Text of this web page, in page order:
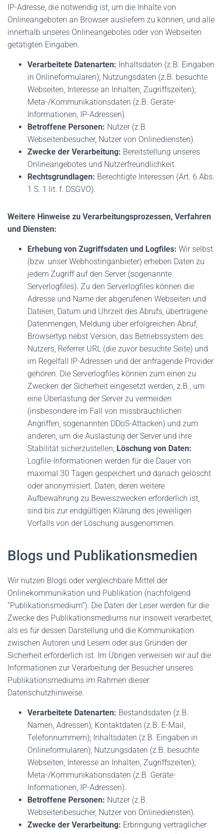
IP-Adresse, die notwendig ist, um die Inhalte von
Onlineangeboten an Browser ausliefern zu können, und alle
innerhalb unseres Onlineangebotes oder von Webseiten
getätigten Eingaben.
Verarbeitete Datenarten: Inhaltsdaten (z.B. Eingaben
in Onlineformularen); Nutzungsdaten (z.B. besuchte
Webseiten, Interesse an Inhalten, Zugriffszeiten);
Meta-/Kommunikationsdaten (z.B. Geräte-
Informationen, IP-Adressen).
Betroffene Personen: Nutzer (z.B.
Webseitenbesucher, Nutzer von Onlinediensten).
Zwecke der Verarbeitung: Bereitstellung unseres
Onlineangebotes und Nutzerfreundlichkeit.
Rechtsgrundlagen: Berechtigte Interessen (Art. 6 Abs.
1 S. 1 lit. f. DSGVO).
Weitere Hinweise zu Verarbeitungsprozessen, Verfahren
und Diensten:
Erhebung von Zugriffsdaten und Logfiles: Wir selbst
(bzw. unser Webhostinganbieter) erheben Daten zu
jedem Zugriff auf den Server (sogenannte
Serverlogfiles). Zu den Serverlogfiles können die
Adresse und Name der abgerufenen Webseiten und
Dateien, Datum und Uhrzeit des Abrufs, übertragene
Datenmengen, Meldung über erfolgreichen Abruf,
Browsertyp nebst Version, das Betriebssystem des
Nutzers, Referrer URL (die zuvor besuchte Seite) und
im Regelfall IP-Adressen und der anfragende Provider
gehören. Die Serverlogfiles können zum einen zu
Zwecken der Sicherheit eingesetzt werden, z.B., um
eine Überlastung der Server zu vermeiden
(insbesondere im Fall von missbräuchlichen
Angriffen, sogenannten DDoS-Attacken) und zum
anderen, um die Auslastung der Server und ihre
Stabilität sicherzustellen; Löschung von Daten:
Logfile-Informationen werden für die Dauer von
maximal 30 Tagen gespeichert und danach gelöscht
oder anonymisiert. Daten, deren weitere
Aufbewahrung zu Beweiszwecken erforderlich ist,
sind bis zur endgültigen Klärung des jeweiligen
Vorfalls von der Löschung ausgenommen.
Blogs und Publikationsmedien
Wir nutzen Blogs oder vergleichbare Mittel der
Onlinekommunikation und Publikation (nachfolgend
“Publikationsmedium”). Die Daten der Leser werden für die
Zwecke des Publikationsmediums nur insoweit verarbeitet,
als es für dessen Darstellung und die Kommunikation
zwischen Autoren und Lesern oder aus Gründen der
Sicherheit erforderlich ist. Im Übrigen verweisen wir auf die
Informationen zur Verarbeitung der Besucher unseres
Publikationsmediums im Rahmen dieser
Datenschutzhinweise.
Verarbeitete Datenarten: Bestandsdaten (z.B.
Namen, Adressen); Kontaktdaten (z.B. E-Mail,
Telefonnummern); Inhaltsdaten (z.B. Eingaben in
Onlineformularen); Nutzungsdaten (z.B. besuchte
Webseiten, Interesse an Inhalten, Zugriffszeiten);
Meta-/Kommunikationsdaten (z.B. Geräte-
Informationen, IP-Adressen).
Betroffene Personen: Nutzer (z.B.
Webseitenbesucher, Nutzer von Onlinediensten).
Zwecke der Verarbeitung: Erbringung vertraglicher